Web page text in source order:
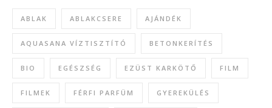
ABLAK ABLAKCSERE AJÁNDÉK
AQUASANA VÍZTISZTÍTÓ BETONKERÍTÉS
BIO EGÉSZSÉG EZÜST KARKÖTŐ FILM
FILMEK FÉRFI PARFÜM GYEREKÜLÉS